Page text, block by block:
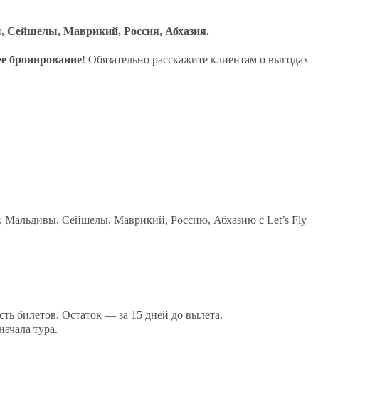
Сейшелы, Маврикий, Россия, Абхазия.
бронирование! Обязательно расскажите клиентам о выгодах
Мальдивы, Сейшелы, Маврикий, Россию, Абхазию с Let’s Fly
билетов. Остаток — за 15 дней до вылета.
тура.